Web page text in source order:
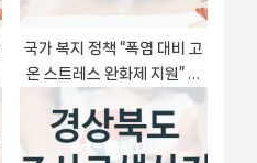
국가 복지 정책 “폭염 대비 고
온 스트레스 완화제 지원” 신
청 대상 및 자격 조건 – 전라남
도